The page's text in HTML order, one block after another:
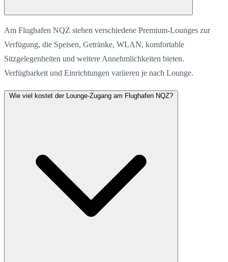
Am Flughafen NQZ stehen verschiedene Premium-Lounges zur
Verfügung, die Speisen, Getränke, WLAN, komfortable
Sitzgelegenheiten und weitere Annehmlichkeiten bieten.
Verfügbarkeit und Einrichtungen variieren je nach Lounge.
Wie viel kostet der Lounge-Zugang am Flughafen NQZ?